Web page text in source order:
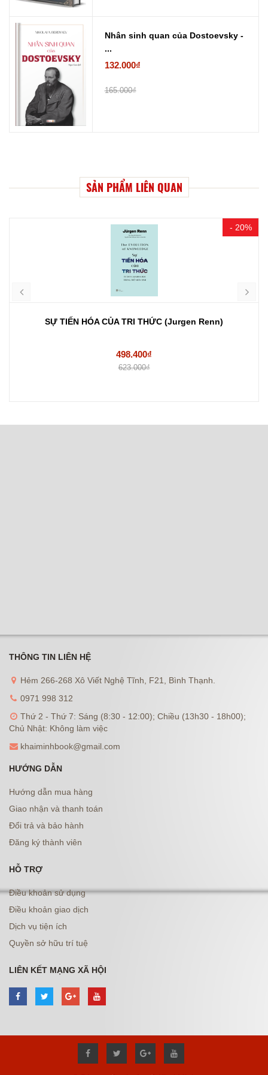
Nhân sinh quan của Dostoevsky -
...
132.000₫
165.000₫
SẢN PHẨM LIÊN QUAN
- 20%
SỰ TIẾN HÓA CỦA TRI THỨC (Jurgen Renn)
498.400₫
623.000₫
THÔNG TIN LIÊN HỆ
Hẻm 266-268 Xô Viết Nghệ Tĩnh, F21, Bình Thạnh.
0971 998 312
Thứ 2 - Thứ 7: Sáng (8:30 - 12:00); Chiều (13h30 - 18h00);
Chủ Nhật: Không làm việc
khaiminhbook@gmail.com
HƯỚNG DẪN
Hướng dẫn mua hàng
Giao nhận và thanh toán
Đổi trả và bảo hành
Đăng ký thành viên
HỖ TRỢ
Điều khoản sử dụng
Điều khoản giao dịch
Dịch vụ tiện ích
Quyền sở hữu trí tuệ
LIÊN KẾT MẠNG XÃ HỘI